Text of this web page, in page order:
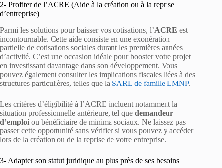
2- Profiter de l’ACRE (Aide à la création ou à la reprise
d’entreprise)
Parmi les solutions pour baisser vos cotisations, l’ACRE est
incontournable. Cette aide consiste en une exonération
partielle de cotisations sociales durant les premières années
d’activité. C’est une occasion idéale pour booster votre projet
en investissant davantage dans son développement. Vous
pouvez également consulter les implications fiscales liées à des
structures particulières, telles que la SARL de famille LMNP.
Les critères d’éligibilité à l’ACRE incluent notamment la
situation professionnelle antérieure, tel que demandeur
d’emploi ou bénéficiaire de minima sociaux. Ne laissez pas
passer cette opportunité sans vérifier si vous pouvez y accéder
lors de la création ou de la reprise de votre entreprise.
3- Adapter son statut juridique au plus près de ses besoins